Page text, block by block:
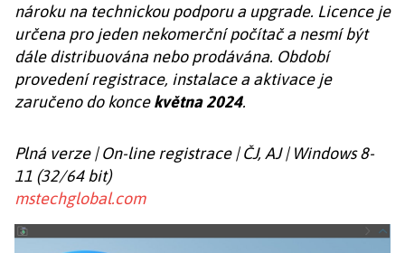
nároku na technickou podporu a upgrade. Licence je
určena pro jeden nekomerční počítač a nesmí být
dále distribuována nebo prodávána. Období
provedení registrace, instalace a aktivace je
zaručeno do koncekvětna 2024.
Plná verze | On-line registrace | ČJ, AJ | Windows 8-
11 (32/64 bit)
mstechglobal.com